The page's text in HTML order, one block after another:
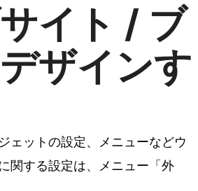
イト / ブ
ザインす
ェットの設定、メニューなどウ
関する設定は、メニュー「外